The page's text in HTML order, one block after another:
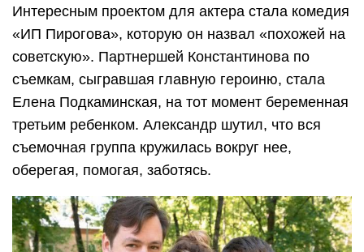
Интересным проектом для актера стала комедия
«ИП Пирогова», которую он назвал «похожей на
советскую». Партнершей Константинова по
съемкам, сыгравшая главную героиню, стала
Елена Подкаминская, на тот момент беременная
третьим ребенком. Александр шутил, что вся
съемочная группа кружилась вокруг нее,
оберегая, помогая, заботясь.